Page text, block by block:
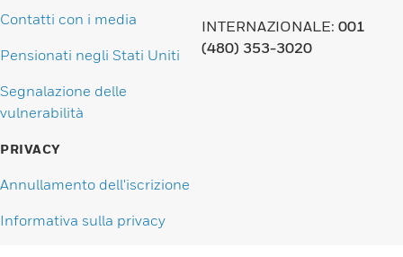
Contatti con i media
Pensionati negli Stati Uniti
Segnalazione delle
vulnerabilità
INTERNAZIONALE: 001
(480) 353-3020
PRIVACY
Annullamento dell'iscrizione
Informativa sulla privacy